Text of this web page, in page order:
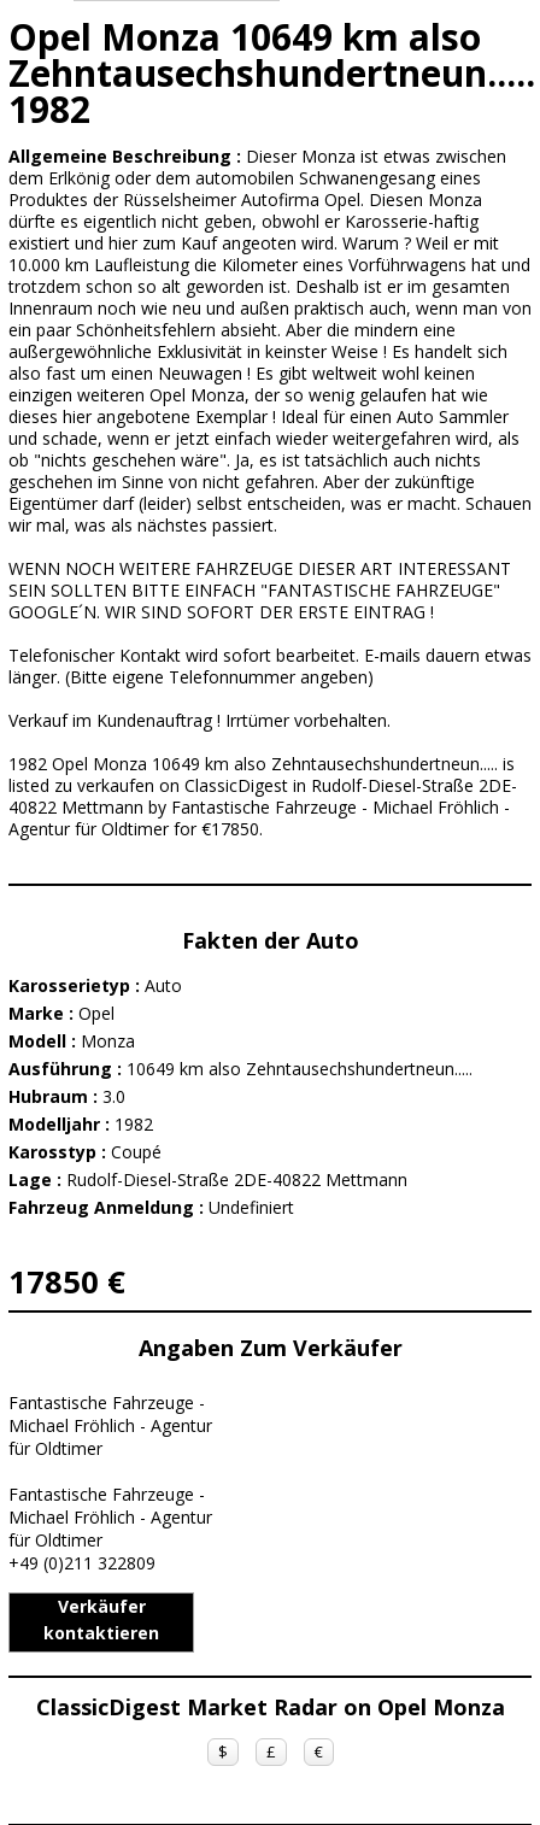
Opel Monza 10649 km also
Zehntausechshundertneun.....
1982
Allgemeine Beschreibung : Dieser Monza ist etwas zwischen
dem Erlkönig oder dem automobilen Schwanengesang eines
Produktes der Rüsselsheimer Autofirma Opel. Diesen Monza
dürfte es eigentlich nicht geben, obwohl er Karosserie-haftig
existiert und hier zum Kauf angeoten wird. Warum ? Weil er mit
10.000 km Laufleistung die Kilometer eines Vorführwagens hat und
trotzdem schon so alt geworden ist. Deshalb ist er im gesamten
Innenraum noch wie neu und außen praktisch auch, wenn man von
ein paar Schönheitsfehlern absieht. Aber die mindern eine
außergewöhnliche Exklusivität in keinster Weise ! Es handelt sich
also fast um einen Neuwagen ! Es gibt weltweit wohl keinen
einzigen weiteren Opel Monza, der so wenig gelaufen hat wie
dieses hier angebotene Exemplar ! Ideal für einen Auto Sammler
und schade, wenn er jetzt einfach wieder weitergefahren wird, als
ob "nichts geschehen wäre". Ja, es ist tatsächlich auch nichts
geschehen im Sinne von nicht gefahren. Aber der zukünftige
Eigentümer darf (leider) selbst entscheiden, was er macht. Schauen
wir mal, was als nächstes passiert.
WENN NOCH WEITERE FAHRZEUGE DIESER ART INTERESSANT
SEIN SOLLTEN BITTE EINFACH "FANTASTISCHE FAHRZEUGE"
GOOGLE´N. WIR SIND SOFORT DER ERSTE EINTRAG !
Telefonischer Kontakt wird sofort bearbeitet. E-mails dauern etwas
länger. (Bitte eigene Telefonnummer angeben)
Verkauf im Kundenauftrag ! Irrtümer vorbehalten.
1982 Opel Monza 10649 km also Zehntausechshundertneun..... is
listed zu verkaufen on ClassicDigest in Rudolf-Diesel-Straße 2DE-
40822 Mettmann by Fantastische Fahrzeuge - Michael Fröhlich -
Agentur für Oldtimer for €17850.
Fakten der Auto
Karosserietyp : Auto
Marke : Opel
Modell : Monza
Ausführung : 10649 km also Zehntausechshundertneun.....
Hubraum : 3.0
Modelljahr : 1982
Karosstyp : Coupé
Lage : Rudolf-Diesel-Straße 2DE-40822 Mettmann
Fahrzeug Anmeldung : Undefiniert
17850 €
Angaben Zum Verkäufer
Fantastische Fahrzeuge -
Michael Fröhlich - Agentur
für Oldtimer
Fantastische Fahrzeuge -
Michael Fröhlich - Agentur
für Oldtimer
+49 (0)211 322809
Verkäufer
kontaktieren
ClassicDigest Market Radar on Opel Monza
$ £ €